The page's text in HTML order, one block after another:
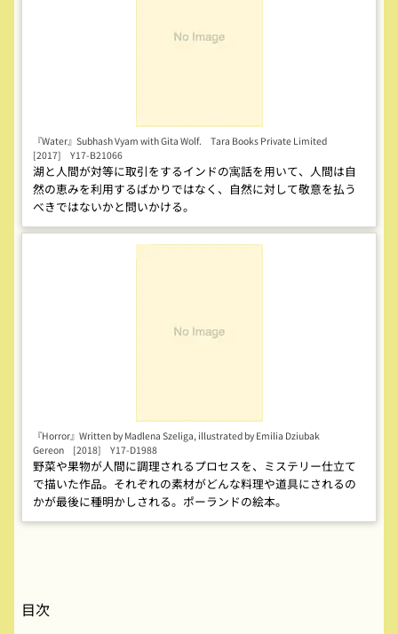
『Water』Subhash Vyam with Gita Wolf. Tara Books Private Limited
[2017] Y17-B21066
湖と人間が対等に取引をするインドの寓話を用いて、人間は自
然の恵みを利用するばかりではなく、自然に対して敬意を払う
べきではないかと問いかける。
『Horror』Written by Madlena Szeliga, illustrated by Emilia Dziubak
Gereon [2018] Y17-D1988
野菜や果物が人間に調理されるプロセスを、ミステリー仕立て
で描いた作品。それぞれの素材がどんな料理や道具にされるの
かが最後に種明かしされる。ポーランドの絵本。
目次